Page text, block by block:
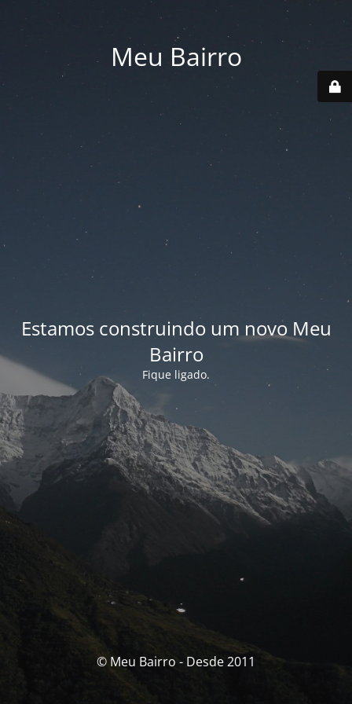
Meu Bairro
Estamos construindo um novo Meu
Bairro
Fique ligado.
© Meu Bairro - Desde 2011